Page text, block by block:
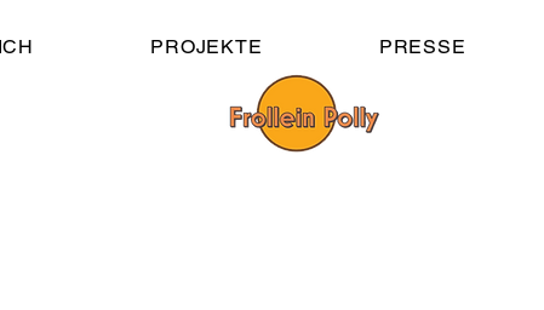
PROJEKTE PRESSE